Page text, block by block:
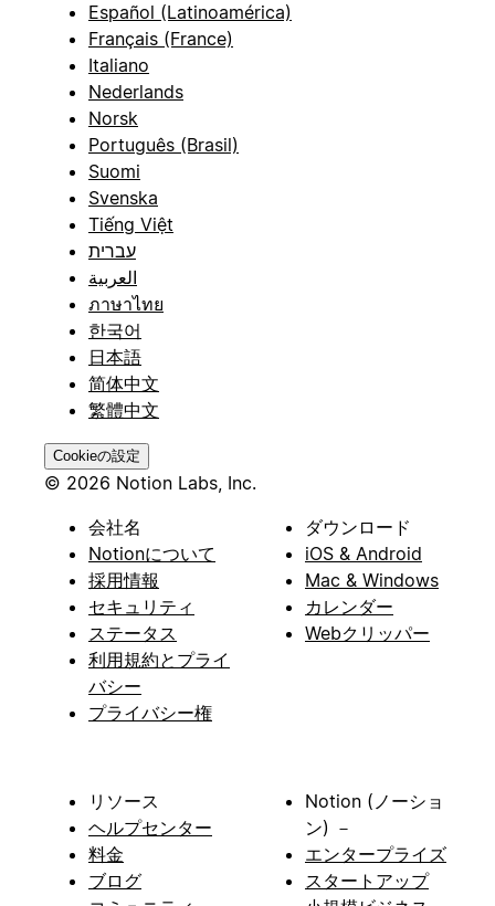
Español (Latinoamérica)
Français (France)
Italiano
Nederlands
Norsk
Português (Brasil)
Suomi
Svenska
Tiếng Việt
עברית
العربية
ภาษาไทย
한국어
日本語
简体中文
繁體中文
Cookieの設定
© 2026 Notion Labs, Inc.
会社名
Notionについて
採用情報
セキュリティ
ステータス
利用規約とプライ
バシー
プライバシー権
ダウンロード
iOS & Android
Mac & Windows
カレンダー
Webクリッパー
リソース
ヘルプセンター
料金
ブログ
Notion (ノーショ
ン) －
エンタープライズ
スタートアップ